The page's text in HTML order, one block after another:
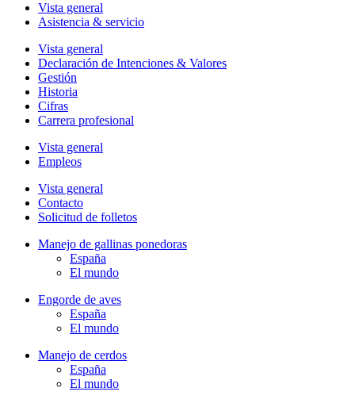
Vista general
Asistencia & servicio
Vista general
Declaración de Intenciones & Valores
Gestión
Historia
Cifras
Carrera profesional
Vista general
Empleos
Vista general
Contacto
Solicitud de folletos
Manejo de gallinas ponedoras
España
El mundo
Engorde de aves
España
El mundo
Manejo de cerdos
España
El mundo